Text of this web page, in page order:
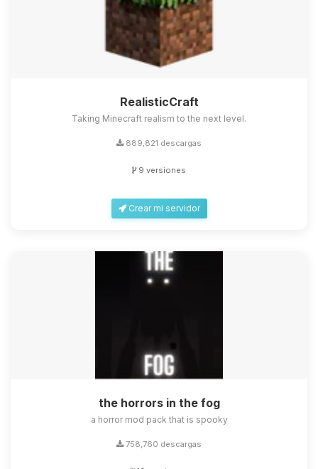
RealisticCraft
Taking Minecraft realism to the next level.
889,821 descargas
9 versiones
Crear mi servidor
the horrors in the fog
a horror mod pack that is spooky
758,760 descargas